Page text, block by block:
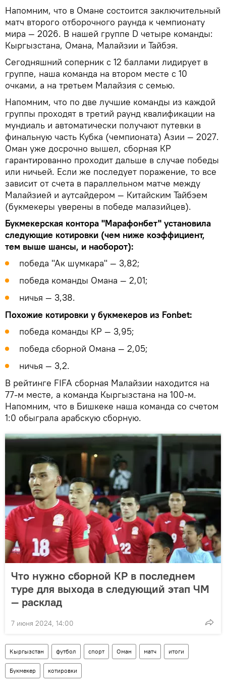
Напомним, что в Омане состоится заключительный
матч второго отборочного раунда к чемпионату
мира — 2026. В нашей группе D четыре команды:
Кыргызстана, Омана, Малайзии и Тайбэя.
Сегодняшний соперник с 12 баллами лидирует в
группе, наша команда на втором месте с 10
очками, а на третьем Малайзия с семью.
Напомним, что по две лучшие команды из каждой
группы проходят в третий раунд квалификации на
мундиаль и автоматически получают путевки в
финальную часть Кубка (чемпионата) Азии — 2027.
Оман уже досрочно вышел, сборная КР
гарантированно проходит дальше в случае победы
или ничьей. Если же последует поражение, то все
зависит от счета в параллельном матче между
Малайзией и аутсайдером — Китайским Тайбэем
(букмекеры уверены в победе малазийцев).
Букмекерская контора "Марафонбет" установила
следующие котировки (чем ниже коэффициент,
тем выше шансы, и наоборот):
победа "Ак шумкара" — 3,82;
победа команды Омана — 2,01;
ничья — 3,38.
Похожие котировки у букмекеров из Fonbet:
победа команды КР — 3,95;
победа сборной Омана — 2,05;
ничья — 3,2.
В рейтинге FIFA сборная Малайзии находится на
77-м месте, а команда Кыргызстана на 100-м.
Напомним, что в Бишкеке наша команда со счетом
1:0 обыграла арабскую сборную.
Что нужно сборной КР в последнем
туре для выхода в следующий этап ЧМ
— расклад
7 июня 2024, 14:00
Кыргызстан футбол спорт Оман матч итоги
Букмекер котировки